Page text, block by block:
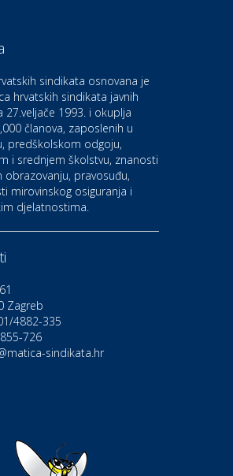
i tehnika
d.o.o.
i edukacija
Gavella
Vrbovec
i vinotočje VINIA
sindikata osnovana je
hrvatskih sindikata javnih
27.veljače 1993. i okuplja
članova, zaposlenih u
predškolskom odgoju,
i srednjem školstvu, znanosti
obrazovanju, pravosuđu,
mirovinskog osiguranja i
djelatnostima.
Zagreb
4882-335
726
sindikata.hr